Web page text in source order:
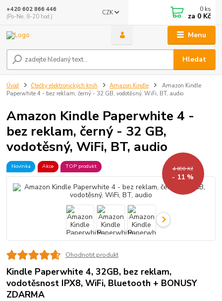
Menu
CZK
Hledat
+420 602 866 446
(Po-Ne, 8-20 hod.)
0 ks
za 0 Kč
Úvod Čtečky elektronických knih Amazon Kindle
Amazon Kindle
Paperwhite 4 - bez reklam, černý - 32 GB, vodotěsný, WiFi, BT, audio
Amazon Kindle Paperwhite 4 -
bez reklam, černý - 32 GB,
vodotěsný, WiFi, BT, audio
Novinka Akce TOP produkt 4 690 Kč
- 11 %
Ohodnotit produkt
Kindle Paperwhite 4, 32GB, bez reklam,
vodotěsnost IPX8, WiFi, Bluetooth + BONUSY
ZDARMA